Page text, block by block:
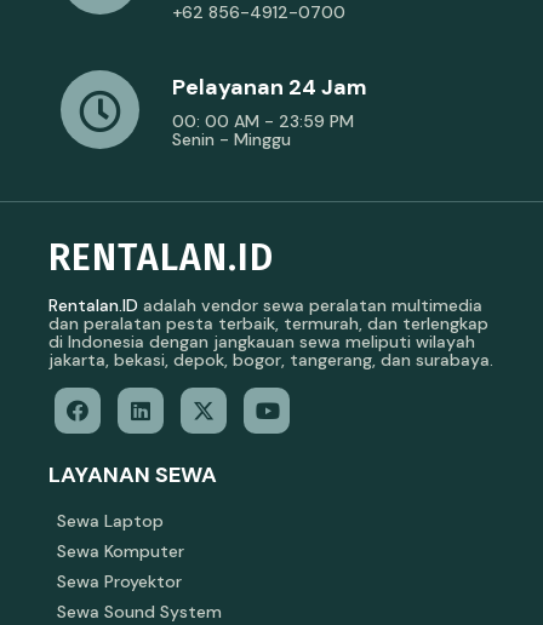
+62 856-4912-0700
Pelayanan 24 Jam
00: 00 AM - 23:59 PM
Senin - Minggu
RENTALAN.ID
Rentalan.ID adalah vendor sewa peralatan multimedia
dan peralatan pesta terbaik, termurah, dan terlengkap
di Indonesia dengan jangkauan sewa meliputi wilayah
jakarta, bekasi, depok, bogor, tangerang, dan surabaya.
LAYANAN SEWA
Sewa Laptop
Sewa Komputer
Sewa Proyektor
Sewa Sound System